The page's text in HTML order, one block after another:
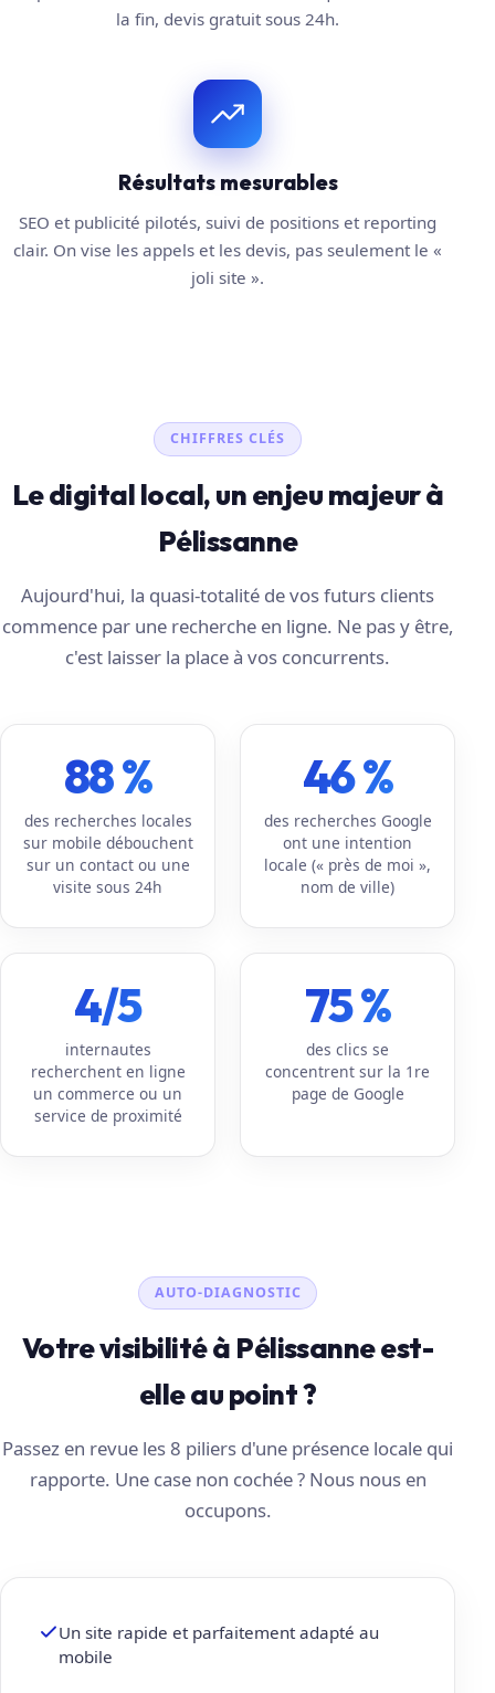
la fin, devis gratuit sous 24h.
Résultats mesurables
SEO et publicité pilotés, suivi de positions et reporting
clair. On vise les appels et les devis, pas seulement le «
joli site ».
CHIFFRES CLÉS
Le digital local, un enjeu majeur à
Pélissanne
Aujourd'hui, la quasi-totalité de vos futurs clients
commence par une recherche en ligne. Ne pas y être,
c'est laisser la place à vos concurrents.
88 %
des recherches locales
sur mobile débouchent
sur un contact ou une
visite sous 24h
46 %
des recherches Google
ont une intention
locale (« près de moi »,
nom de ville)
4/5
internautes
recherchent en ligne
un commerce ou un
service de proximité
75 %
des clics se
concentrent sur la 1re
page de Google
AUTO-DIAGNOSTIC
Votre visibilité à Pélissanne est-
elle au point ?
Passez en revue les 8 piliers d'une présence locale qui
rapporte. Une case non cochée ? Nous nous en
occupons.
Un site rapide et parfaitement adapté au
mobile